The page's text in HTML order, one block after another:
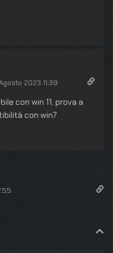
2023 11:39
con win 11, prova a
con win7